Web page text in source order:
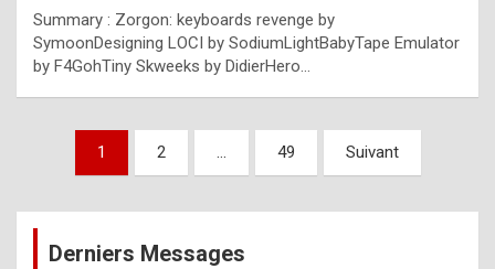
l
e
x
a
Summary : Zorgon: keyboards revenge by
SymoonDesigning LOCI by SodiumLightBabyTape Emulator
by F4GohTiny Skweeks by DidierHero…
Pagination
publications
1 2 … 49 Suivant
Derniers Messages